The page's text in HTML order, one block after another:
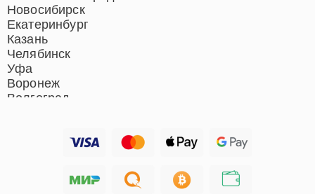
Новосибирск
Екатеринбург
Казань
Челябинск
Уфа
Воронеж
Волгоград
Хабаровск